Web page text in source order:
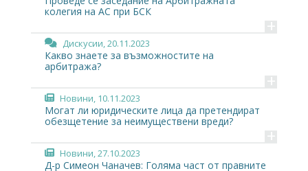
колегия на АС при БСК
+
Дискусии, 20.11.2023
Какво знаете за възможностите на
арбитража?
+
Новини, 10.11.2023
Могат ли юридическите лица да претендират
обезщетение за неимуществени вреди?
+
Новини, 27.10.2023
Д-р Симеон Чаначев: Голяма част от правните